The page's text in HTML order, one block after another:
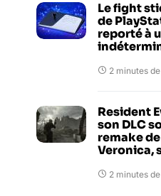
Le fight
de
reporté à
2 minutes
Resident
son DLC
remake
Veronica,
2 minutes